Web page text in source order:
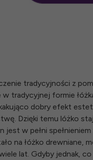
tradycyjności z
tradycyjnej formie
dobry efekt
Dzięki temu lóżko
w pełni
na łóżko drewniane,
lat. Gdyby jednak,